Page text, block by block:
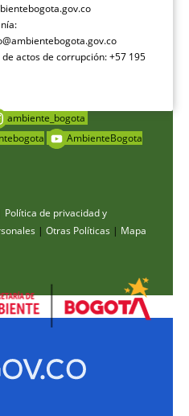
actos de corrupción: +57 195
ambiente_bogota
AmbienteBogota
Política de privacidad y
| Otras Políticas | Mapa